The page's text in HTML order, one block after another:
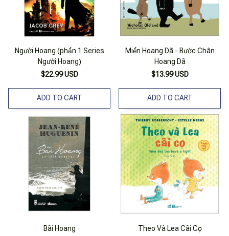
Người Hoang (phần 1 Series
Người Hoang)
$22.99 USD
ADD TO CART
Miền Hoang Dã - Bước Chân
Hoang Dã
$13.99 USD
ADD TO CART
Bãi Hoang
Theo Và Lea Cãi Cọ